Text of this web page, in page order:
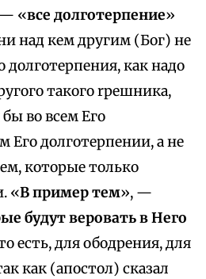
— «все долготерпение»
над кем другим (Бог) не
долготерпения, как надо
такого rpешника,
во всем Его
Его долготерпении, а не
которые только
«В пример тем», —
будут веровать в Него
есть, для ободрения, для
как (апостол) сказал